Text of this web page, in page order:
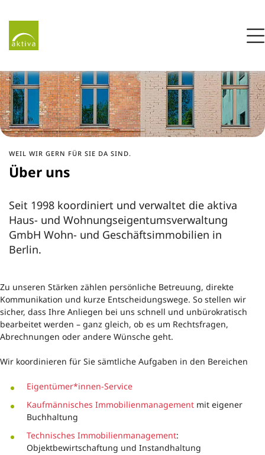
Zur Startseite
WEIL WIR GERN FÜR SIE DA SIND.
Über uns
Seit 1998 koordiniert und verwaltet die aktiva
Haus- und Wohnungseigentumsverwaltung
GmbH Wohn- und Geschäftsimmobilien in
Berlin.
Zu unseren Stärken zählen persönliche Betreuung, direkte
Kommunikation und kurze Entscheidungswege. So stellen wir
sicher, dass Ihre Anliegen bei uns schnell und unbürokratisch
bearbeitet werden – ganz gleich, ob es um Rechtsfragen,
Abrechnungen oder andere Wünsche geht.
Wir koordinieren für Sie sämtliche Aufgaben in den Bereichen
Eigentümer*innen-Service
Kaufmännisches Immobilienmanagement mit eigener
Buchhaltung
Technisches Immobilienmanagement:
Objektbewirtschaftung und Instandhaltung